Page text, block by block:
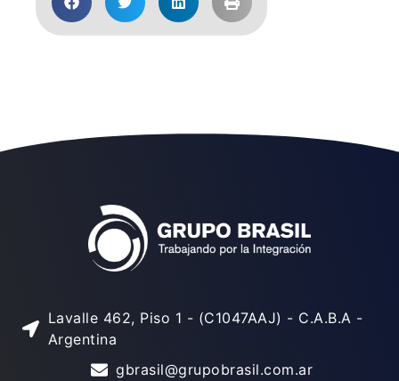
Lavalle 462, Piso 1 - (C1047AAJ) - C.A.B.A -
Argentina
gbrasil@grupobrasil.com.ar